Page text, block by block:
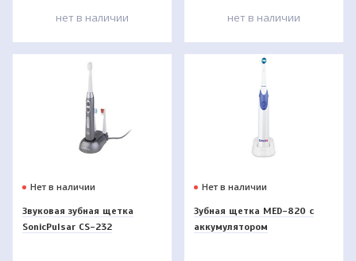
нет в наличии нет в наличии
Нет в наличии
Звуковая зубная щетка
SonicPulsar CS-232
Нет в наличии
Зубная щетка MED-820 c
аккумулятором